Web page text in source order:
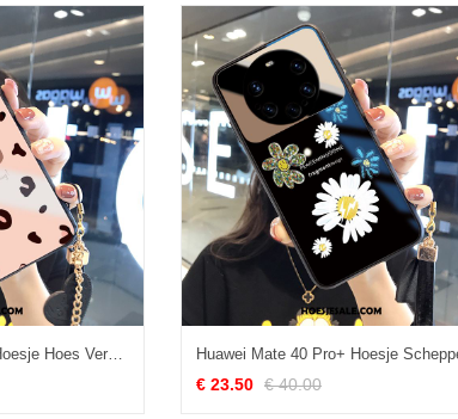
Huawei Mate 40 Pro+ Hoesje Hoes Vers Trend Roze Luipaard Korting
€ 23.50 € 40.00